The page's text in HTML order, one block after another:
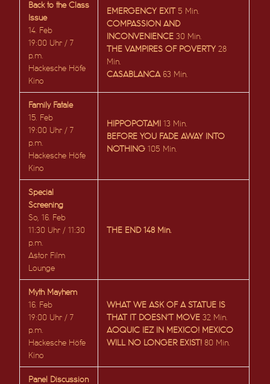
Back to the Class
Issue
14. Feb
19:00 Uhr / 7
p.m.
Hackesche Höfe
Kino
EMERGENCY EXIT5 Min.
COMPASSION AND
INCONVENIENCE30 Min.
THE VAMPIRES OF POVERTY28
Min.
CASABLANCA 63 Min.
Family Fatale
15. Feb
19:00 Uhr / 7
p.m.
Hackesche Höfe
Kino
HIPPOPOTAMI13 Min.
BEFORE YOU FADE AWAY INTO
NOTHING 105 Min.
Special
Screening
So, 16. Feb
11:30 Uhr / 11:30
p.m.
Astor Film
Lounge
THE END 148 Min.
Myth Mayhem
16. Feb
19:00 Uhr / 7
p.m.
Hackesche Höfe
Kino
WHAT WE ASK OF A STATUE IS
THAT IT DOESN’T MOVE32 Min.
AOQUIC IEZ IN MEXICO! MEXICO
WILL NO LONGER EXIST!80 Min.
Panel Discussion